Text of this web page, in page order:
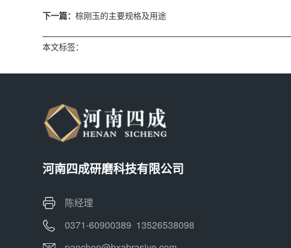
下一篇： 棕刚玉的主要规格及用途
本文标签：
河南四成研磨科技有限公司
陈经理
0371-60900389 13526538098